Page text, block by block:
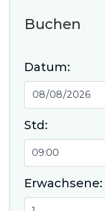
Buchen
Datum:
Std:
Erwachsene: